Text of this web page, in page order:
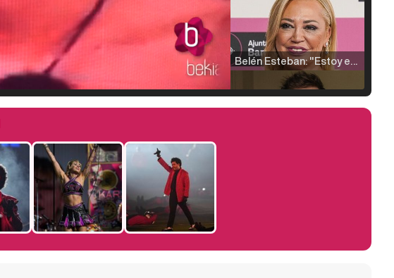
Belén Esteban: "Estoy emocionada, muy contenta y muy feliz por llegar a RTVE"